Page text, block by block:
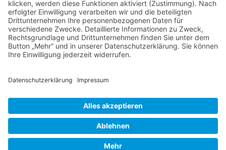
Sport
News
Onlinespiele
Cookie-Einstellungen
Kontakt